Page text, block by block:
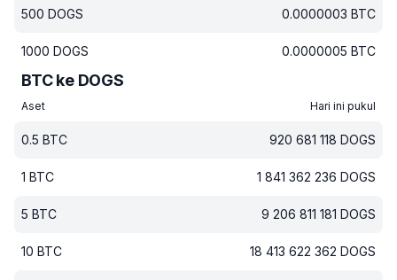
500 DOGS 0.0000003 BTC
1000 DOGS 0.0000005 BTC
BTC ke DOGS
Aset Hari ini pukul
0.5 BTC 920 681 118 DOGS
1 BTC 1 841 362 236 DOGS
5 BTC 9 206 811 181 DOGS
10 BTC 18 413 622 362 DOGS